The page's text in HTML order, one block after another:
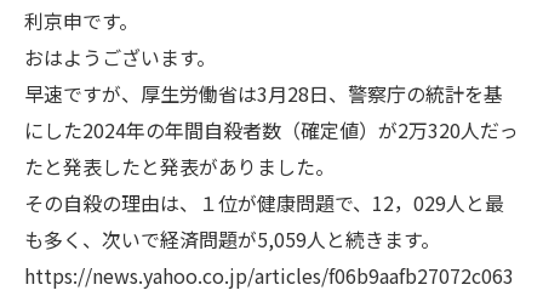
利京申です。
おはようございます。
早速ですが、厚生労働省は3月28日、警察庁の統計を基
にした2024年の年間自殺者数（確定値）が2万320人だっ
たと発表したと発表がありました。
その自殺の理由は、１位が健康問題で、12，029人と最
も多く、次いで経済問題が5,059人と続きます。
https://news.yahoo.co.jp/articles/f06b9aafb27072c063